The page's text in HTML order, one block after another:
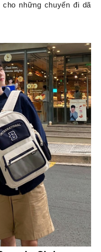
những chuyến đi dã